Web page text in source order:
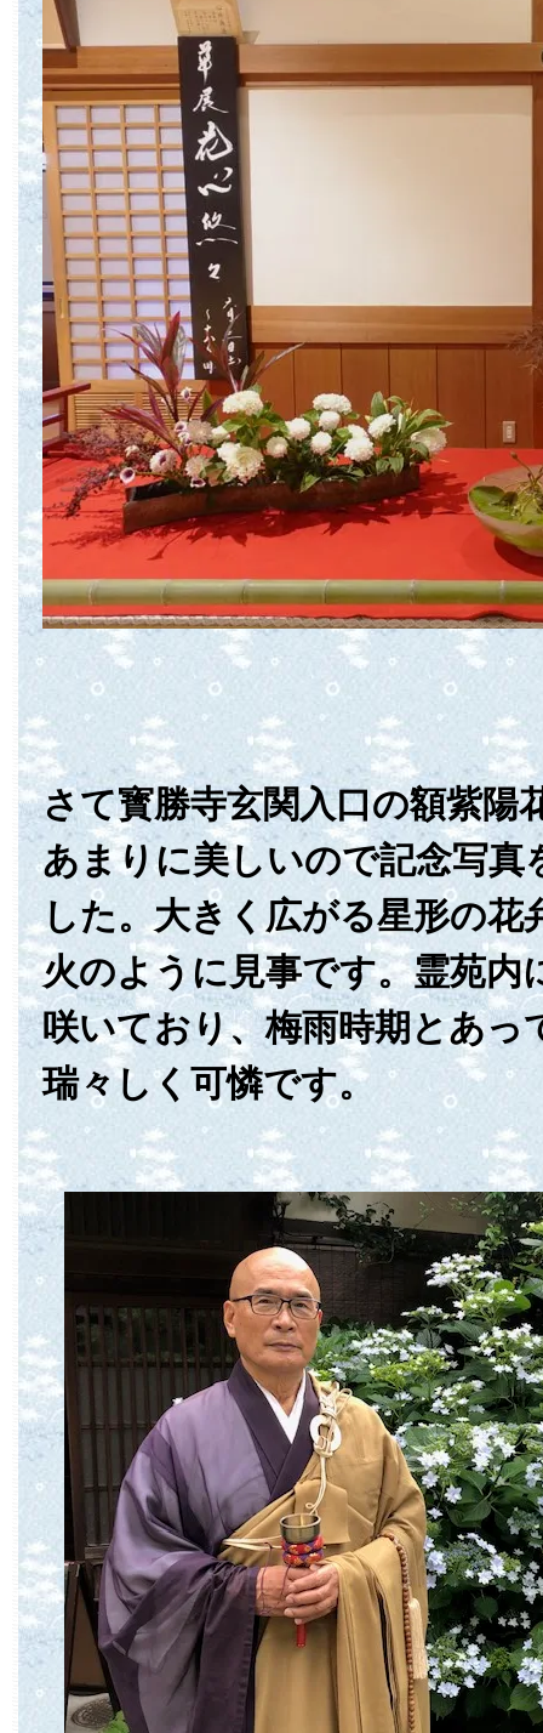
さて寳勝寺玄関入口の額紫陽
あまりに美しいので記念写真
した。大きく広がる星形の花
火のように見事です。霊苑内
咲いており、梅雨時期とあっ
瑞々しく可憐です。